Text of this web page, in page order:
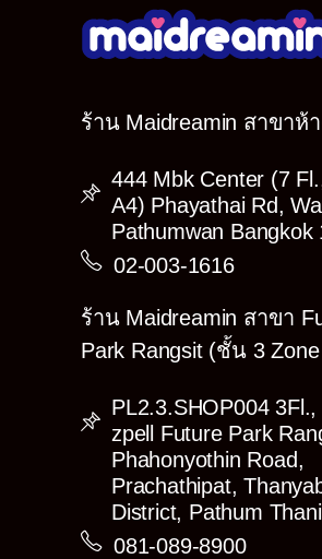
ร้าน Maidreamin สาขาห้
444 Mbk Center (7
A4) Phayathai Rd,
Pathumwan Bangkok
02-003-1616
ร้าน Maidreamin สาขา
Park Rangsit (ชั้น 3 Zone
PL2.3.SHOP004 3Fl.,
zpell Future Park
Phahonyothin Road,
Prachathipat,
District, Pathum
081-089-8900